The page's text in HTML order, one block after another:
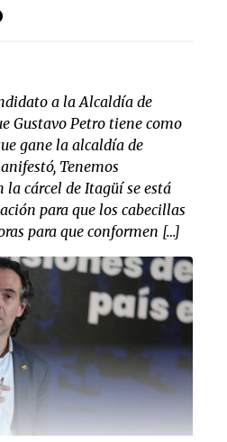
a la Alcaldía de
Gustavo Petro tiene como
gane la alcaldía de
Tenemos
cárcel de Itagüí se está
para que los cabecillas
para que conformen […]